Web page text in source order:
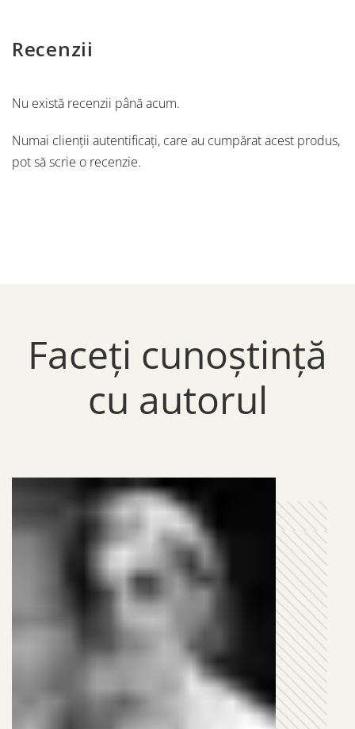
Recenzii
Nu există recenzii până acum.
Numai clienții autentificați, care au cumpărat acest produs,
pot să scrie o recenzie.
Faceți cunoștință
cu autorul